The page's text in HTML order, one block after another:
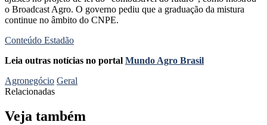
o Broadcast Agro. O governo pediu que a graduação da mistura
continue no âmbito do CNPE.
Conteúdo Estadão
Leia outras notícias no portal Mundo Agro Brasil
Agronegócio Geral
Relacionadas
Veja também